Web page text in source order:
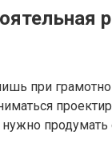
при